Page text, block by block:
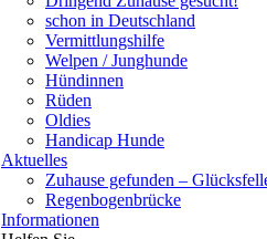
schon in Deutschland
Vermittlungshilfe
Welpen / Junghunde
Hündinnen
Rüden
Oldies
Handicap Hunde
Aktuelles
Zuhause gefunden –
Regenbogenbrücke
Informationen